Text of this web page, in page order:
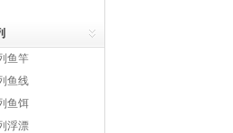
鱼竿
鱼线
鱼饵
浮漂